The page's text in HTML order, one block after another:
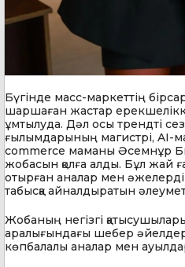
Бүгінде масс-маркеттің
шаршаған жастар
ұмтылуда. Дәл осы трендті
ғылымдарының магистрі, AI-
commerce маманы Әсемнұр
жобасын қолға алды. Бұл жай
отырған аналар мен
табысқа айналдыратын
Жобаның негізгі
аралығындағы шебер
көпбалалы аналар мен